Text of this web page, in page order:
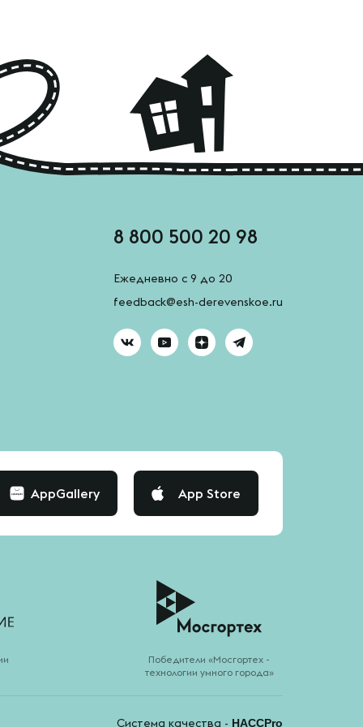
8 800 500 20 98
Ежедневно с 9 до 20
feedback@esh-derevenskoe.ru
AppGallery App Store
Победители «Мосгортех -
технологии умного города»
Система качества - HACCPro